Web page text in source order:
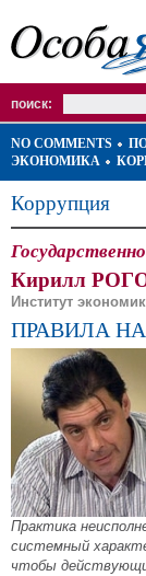
поиск:
NO COMMENTS
ЭКОНОМИКА
Коррупция
Кирилл
Институт
ПРАВИЛА
Практика
системный
чтобы